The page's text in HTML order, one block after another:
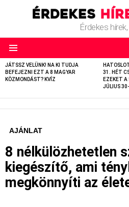
Érdekes
LATEST
STORIES
JÁTSSZ VELÜNK! NA KI TUDJA
BEFEJEZNI EZT A 8 MAGYAR
KÖZMONDÁST? KVÍZ
31. HÉT
EZEKET
JÚLIUS
AJÁNLAT
8 nélkülözhetetlen
kiegészítő, ami
megkönnyíti az